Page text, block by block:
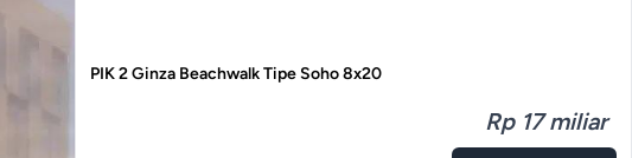
PIK 2 Ginza Beachwalk Tipe Soho 8x20
Rp 17 miliar